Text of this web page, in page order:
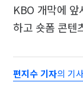
KBO 개막에
하고 숏폼 콘텐
편지수 기자의 기